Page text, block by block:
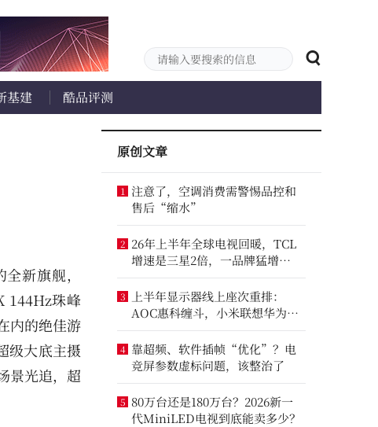
基建 酷品评测
新旗舰，
144Hz珠峰
内的绝佳游
级大底主摄
景光追，超
原创文章
1 注意了，空调消费需警惕品控和
售后“缩水”
2 26年上半年全球电视回暖，TCL
增速是三星2倍，一品牌猛增
14.8%
3
上半年显示器线上座次重排：
AOC惠科缠斗，小米联想华为进
前八
4 靠超频、软件插帧“优化”？电
竞屏参数虚标问题，该整治了
5 80万台还是180万台？2026新一
代MiniLED电视到底能卖多少？